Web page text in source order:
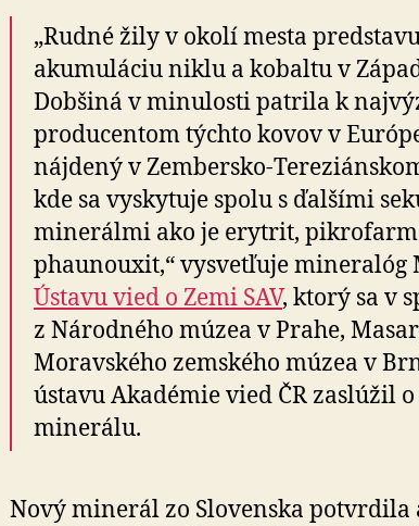
„Rudné žily v okolí mesta
akumuláciu niklu a kobaltu v
Dobšiná v minulosti patrila k
producentom týchto kovov v
nájdený v Zembersko-
kde sa vyskytuje spolu s ďalšími
minerálmi ako je erytrit,
phaunouxit,“ vysvetľuje mineralóg
Ústavu vied o Zemi SAV, ktorý sa v
z Národného múzea v Prahe,
Moravského zemského múzea v
ústavu Akadémie vied ČR zaslúžil
minerálu.
Nový minerál zo Slovenska potvrdila